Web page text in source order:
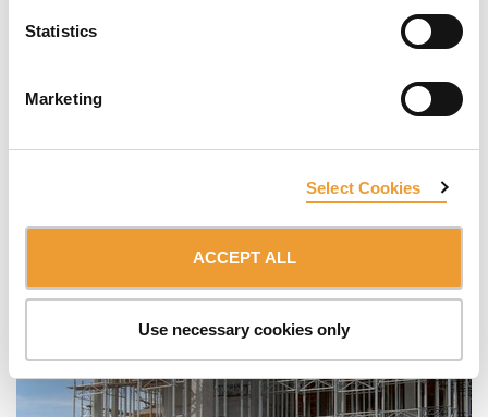
Statistics
Marketing
Select Cookies
ACCEPT ALL
Use necessary cookies only